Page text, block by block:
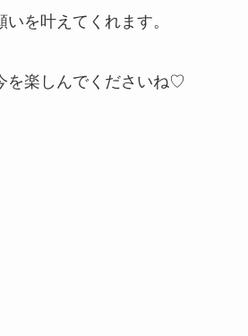
を叶えてくれます。
を楽しんでくださいね♡